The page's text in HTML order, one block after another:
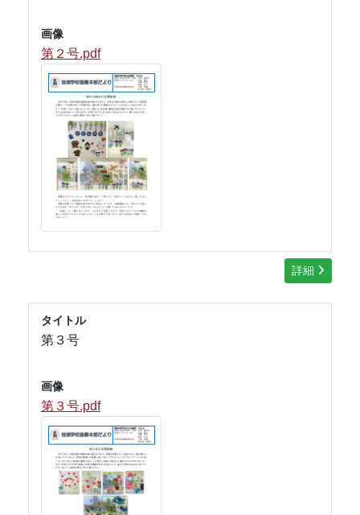
画像
第２号.pdf
詳細
タイトル
第３号
画像
第３号.pdf